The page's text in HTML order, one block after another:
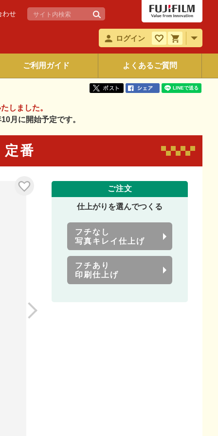
わせ
ログイン
ご利用ガイド よくあるご質問
しました。
月に開始予定です。
番
ご注文
仕上がりを選んでつくる
フチなし
写真キレイ仕上げ
フチあり
印刷仕上げ